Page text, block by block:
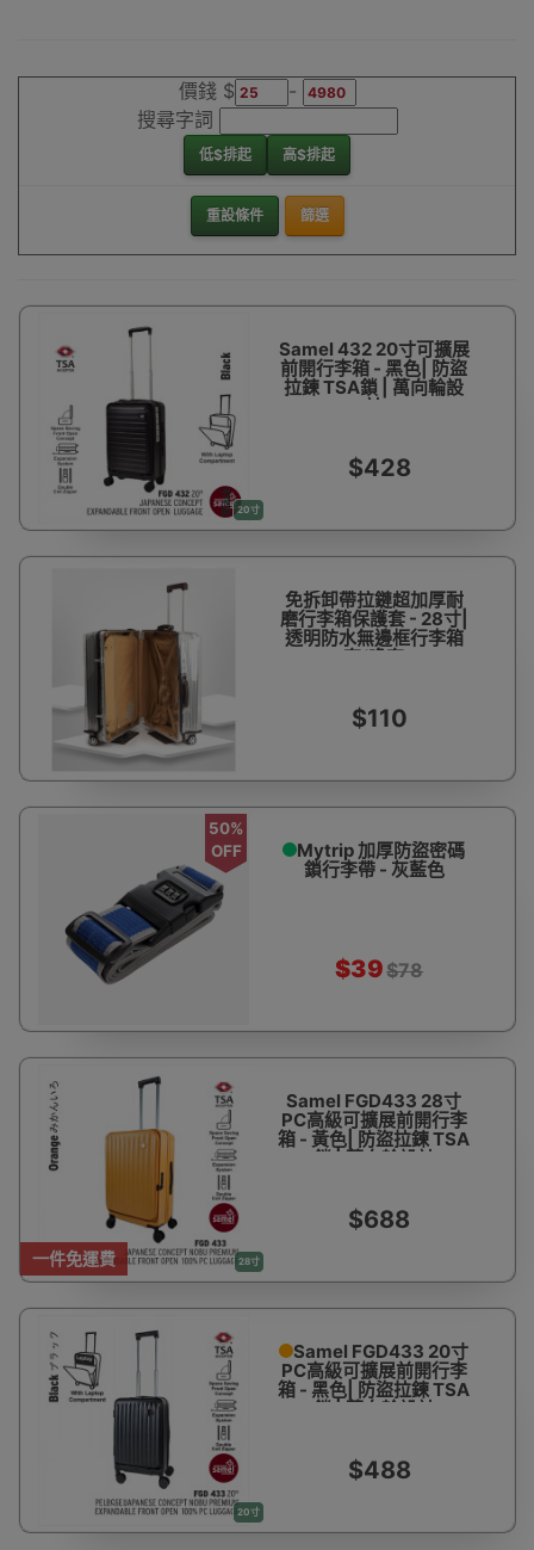
價錢 $
-
搜尋字詞
低$排起 高$排起
重設條件 篩選
20寸
Samel 432 20寸可擴展
前開行李箱 - 黑色| 防盜
拉鍊 TSA鎖 | 萬向輪設
計
$428
免拆卸帶拉鏈超加厚耐
磨行李箱保護套 - 28寸|
透明防水無邊框行李箱
套/喼套
$110
50%
OFF
Mytrip 加厚防盜密碼
鎖行李帶 - 灰藍色
$39$78
一件免運費 28寸
Samel FGD433 28寸
PC高級可擴展前開行李
箱 - 黃色| 防盜拉鍊 TSA
鎖 | 萬向輪設計
$688
20寸
Samel FGD433 20寸
PC高級可擴展前開行李
箱 - 黑色| 防盜拉鍊 TSA
鎖 | 萬向輪設計
$488